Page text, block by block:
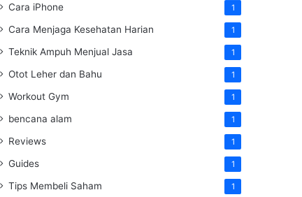
Cara iPhone 1
Cara Menjaga Kesehatan Harian 1
Teknik Ampuh Menjual Jasa 1
Otot Leher dan Bahu 1
Workout Gym 1
bencana alam 1
Reviews 1
Guides 1
Tips Membeli Saham 1